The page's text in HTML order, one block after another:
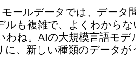
モールデータでは、データ
ルも複雑で、よくわから
わね。AIの大規模言語モデ
に、新しい種類のデータ